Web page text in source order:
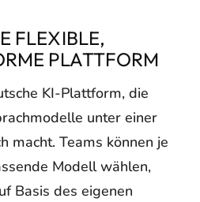
FLEXIBLE,
PLATTFORM
KI-Plattform, die
unter einer
macht. Teams können je
Modell wählen,
Basis des eigenen